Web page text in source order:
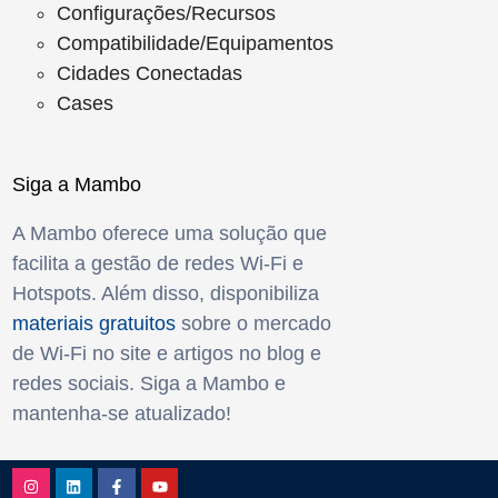
Configurações/Recursos
Compatibilidade/Equipamentos
Cidades Conectadas
Cases
Siga a Mambo
A Mambo oferece uma solução que
facilita a gestão de redes Wi-Fi e
Hotspots. Além disso, disponibiliza
materiais gratuitossobre o mercado
de Wi-Fi no site e artigos no blog e
redes sociais. Siga a Mambo e
mantenha-se atualizado!